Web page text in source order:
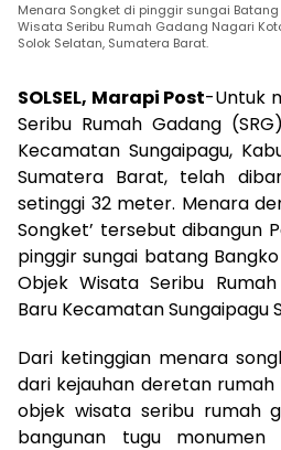
Menara Songket di pinggir sungai
Wisata Seribu Rumah Gadang Nagari
Solok Selatan, Sumatera Barat.
SOLSEL, Marapi Post-Untuk
Seribu Rumah Gadang
Kecamatan Sungaipagu,
Sumatera Barat, telah
setinggi 32 meter. Menara
Songket’ tersebut dibangun
pinggir sungai batang
Objek Wisata Seribu
Baru Kecamatan Sungaipagu
Dari ketinggian menara
dari kejauhan deretan
objek wisata seribu rumah
bangunan tugu